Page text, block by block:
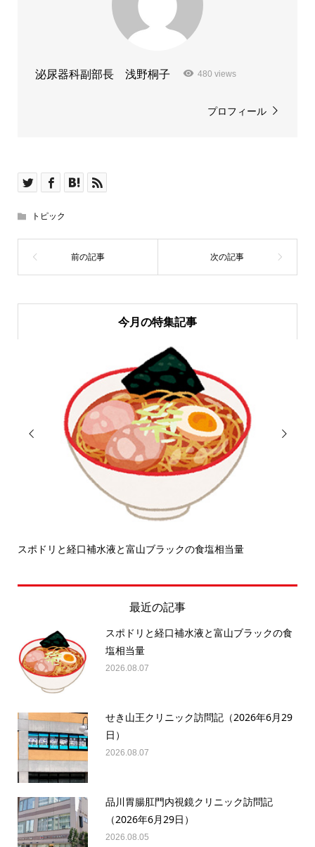
泌尿器科副部長 浅野桐子 480 views
プロフィール
トピック
今月の特集記事

スポドリと経口補水液と富山ブラックの食塩相当量

最近の記事
スポドリと経口補水液と富山ブラックの食
塩相当量
2026.08.07
せき山王クリニック訪問記（2026年6月29
日）
2026.08.07
品川胃腸肛門内視鏡クリニック訪問記
（2026年6月29日）
2026.08.05